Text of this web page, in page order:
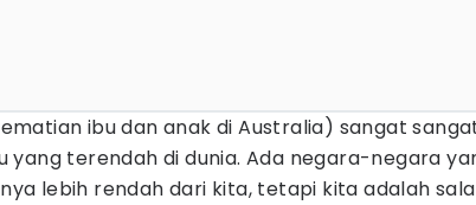
ibu dan anak di Australia) sangat
yang terendah di dunia. Ada negara-negara
lebih rendah dari kita, tetapi kita adalah